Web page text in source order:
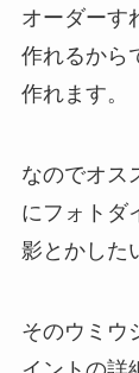
オーダーす
作れるから
作れます。
なのでオス
にフォトダ
影とかした
そのウミウ